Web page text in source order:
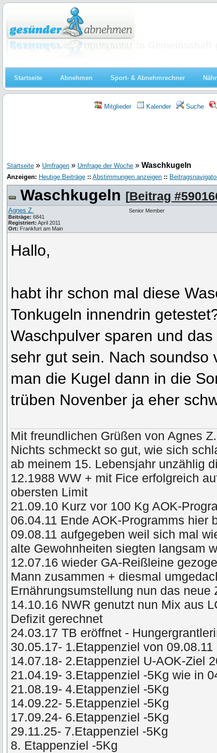
Startseite Abnehmen Sport- & Abnehmrechner
Mitglieder Kalender Suche
Startseite » Umfragen » Umfrage der Woche » Waschkugeln
Anzeigen: Heutige Beiträge :: Abstimmungen anzeigen ::
Waschkugeln [Beitrag
Agnes Z.
Beiträge: 6841
Registriert: April 2011
Ort: Frankfurt am Main
Senior Member
Hallo,
habt ihr schon mal diese
Tonkugeln innendrin
Waschpulver sparen und
sehr gut sein. Nach soundso
man die Kugel dann in die
trüben Novenber ja eher
Mit freundlichen Grüßen von Agnes Z.
Nichts schmeckt so gut, wie sich
ab meinem 15. Lebensjahr unzählig
12.1988 WW + mit Fice erfolgreich
obersten Limit
21.09.10 Kurz vor 100 Kg AOK-
06.04.11 Ende AOK-Programms hier
09.08.11 aufgegeben weil sich mal
alte Gewohnheiten siegten langsam
12.07.16 wieder GA-Reißleine
Mann zusammen + diesmal
Ernährungsumstellung nun das neue
14.10.16 NWR genutzt nun Mix aus
Defizit gerechnet
24.03.17 TB eröffnet -
30.05.17- 1.Etappenziel von 09.08.11
14.07.18- 2.Etappenziel U-AOK-Ziel
21.04.19- 3.Etappenziel -5Kg wie in
21.08.19- 4.Etappenziel -5Kg
14.09.22- 5.Etappenziel -5Kg
17.09.24- 6.Etappenziel -5Kg
29.11.25- 7.Etappenziel -5Kg
8. Etappenziel -5Kg